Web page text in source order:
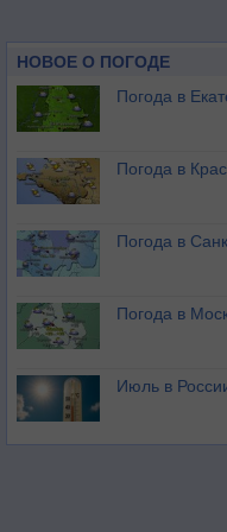
НОВОЕ О ПОГОДЕ
Погода в
Погода в
Погода в
Погода в
Июль в